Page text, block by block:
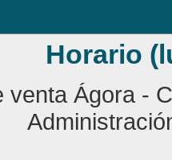
Horario
Ágora -